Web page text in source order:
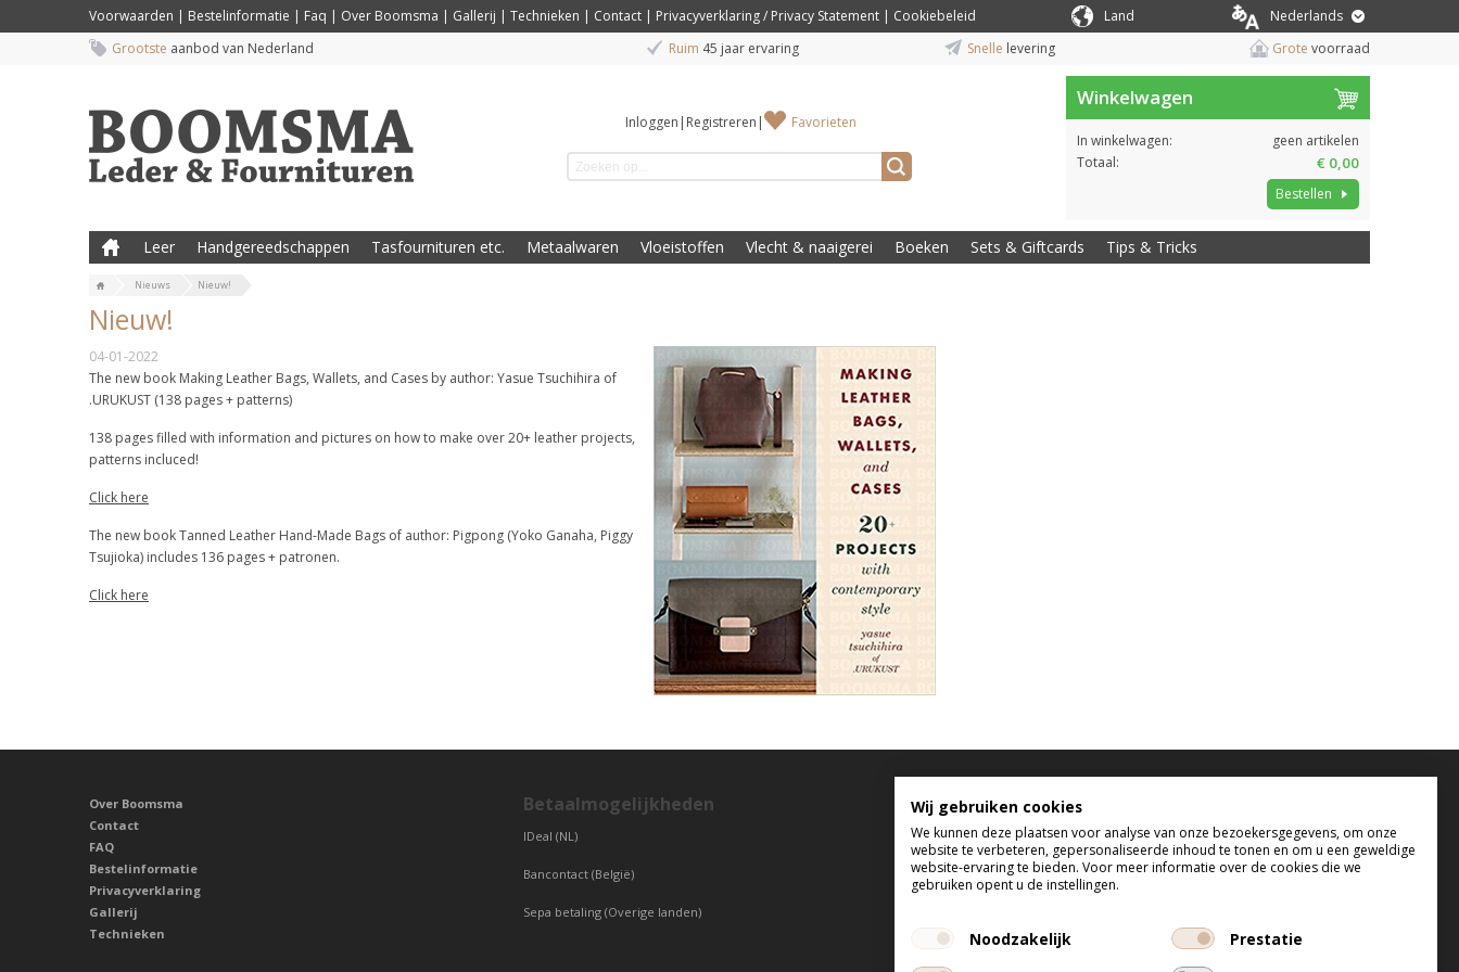
Voorwaarden | Bestelinformatie | Faq | Over Boomsma | Gallerij | Technieken | Contact | Privacyverklaring / Privacy Statement | Cookiebeleid Land
Nederlands
Grootste aanbod van Nederland Ruim 45 jaar ervaring Snelle levering Grote voorraad
Inloggen | Registreren | Favorieten
Winkelwagen
In winkelwagen:
geen artikelen
Totaal:
€ 0,00
Bestellen
Leer Handgereedschappen Tasfournituren etc. Metaalwaren Vloeistoffen Vlecht & naaigerei Boeken Sets & Giftcards Tips & Tricks
Nieuws Nieuw!
Nieuw!
04-01-2022
The new book Making Leather Bags, Wallets, and Cases by author: Yasue Tsuchihira of
.URUKUST (138 pages + patterns)
138 pages filled with information and pictures on how to make over 20+ leather projects,
patterns incluced!
Click here
The new book Tanned Leather Hand-Made Bags of author: Pigpong (Yoko Ganaha, Piggy
Tsujioka) includes 136 pages + patronen.
Click here
Over Boomsma
Contact
FAQ
Bestelinformatie
Privacyverklaring
Gallerij
Technieken
Betaalmogelijkheden
IDeal (NL)
Bancontact (België)
Sepa betaling (Overige landen)
Telefonisch bereikbaar
di t/m do tussen 9:00 uur en 17:00 uur
vr tussen 9:00 uur en 12:00 uur
Wij gebruiken cookies
We kunnen deze plaatsen voor analyse van onze bezoekersgegevens, om onze
website te verbeteren, gepersonaliseerde inhoud te tonen en om u een geweldige
website-ervaring te bieden. Voor meer informatie over de cookies die we
gebruiken opent u de instellingen.
Noodzakelijk
Prestatie